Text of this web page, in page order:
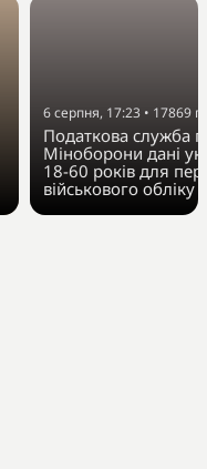
6 серпня, 17:23 • 17869
Податкова служба
Міноборони дані
18-60 років для
військового обліку